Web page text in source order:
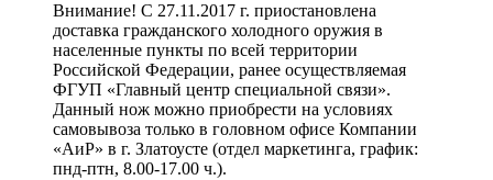
Внимание! С 27.11.2017 г. приостановлена
доставка гражданского холодного оружия в
населенные пункты по всей территории
Российской Федерации, ранее осуществляемая
ФГУП «Главный центр специальной связи».
Данный нож можно приобрести на условиях
самовывоза только в головном офисе Компании
«АиР» в г. Златоусте (отдел маркетинга, график:
пнд-птн, 8.00-17.00 ч.).